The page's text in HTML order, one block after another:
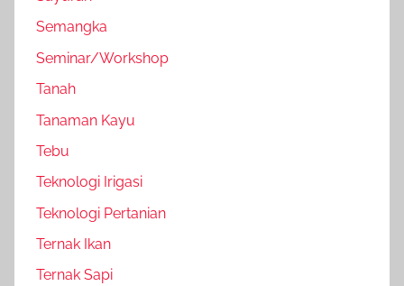
Semangka
Seminar/Workshop
Tanah
Tanaman Kayu
Tebu
Teknologi Irigasi
Teknologi Pertanian
Ternak Ikan
Ternak Sapi